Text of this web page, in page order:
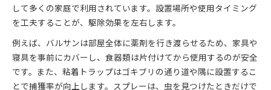
して多くの家庭で利用されています。設置場所や使用タイミング
を工夫することが、駆除効果を左右します。
例えば、バルサンは部屋全体に薬剤を行き渡らせるため、家具や
寝具を事前にカバーし、食器類は片付けてから使用するのが安全
です。また、粘着トラップはゴキブリの通り道や隅に設置するこ
とで捕獲率が向上します。スプレーは、虫を見つけたときだけで